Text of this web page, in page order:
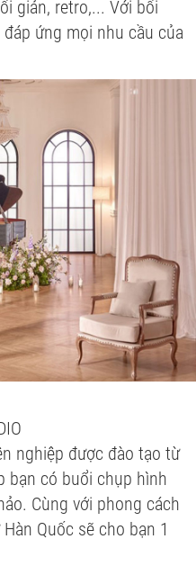
giản, retro,... Với bối
ứng mọi nhu cầu của
nghiệp được đào tạo từ
bạn có buổi chụp hình
Cùng với phong cách
Quốc sẽ cho bạn 1